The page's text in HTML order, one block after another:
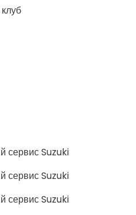
сервис Suzuki
сервис Suzuki
сервис Suzuki